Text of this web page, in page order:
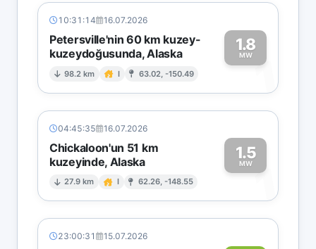
10:31:14 16.07.2026
Petersville'nin 60 km kuzey-
kuzeydoğusunda, Alaska
98.2 km I 63.02, -150.49
1.8
MW1
04:45:35 16.07.2026
Chickaloon'un 51 km
kuzeyinde, Alaska
27.9 km I 62.26, -148.55
1.5
MW1
23:00:31 15.07.2026